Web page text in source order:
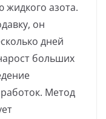
жидкого азота.
он
дней
больших
Метод